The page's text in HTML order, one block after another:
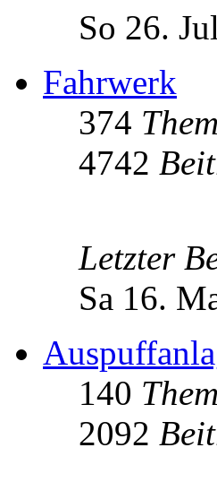
So 26.
Fahrwerk
374
4742
Letzter
Sa 16.
140
2092